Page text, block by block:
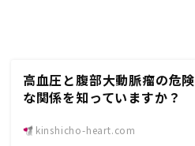
高血圧と腹部大動脈瘤の危険
な関係を知っていますか？
kinshicho-heart.com